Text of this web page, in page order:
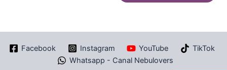
Facebook Instagram YouTube
TikTok
Whatsapp - Canal Nebulovers